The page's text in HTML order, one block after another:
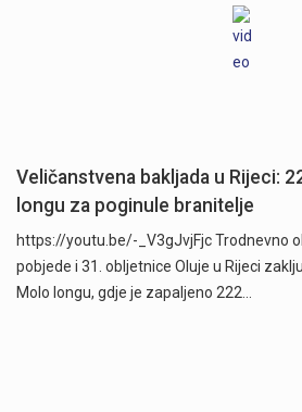
Veličanstvena bakljada u Rijeci:
longu za poginule branitelje
https://youtu.be/-_V3gJvjFjc Trodnevno
pobjede i 31. obljetnice Oluje u Rijeci
Molo longu, gdje je zapaljeno 222…